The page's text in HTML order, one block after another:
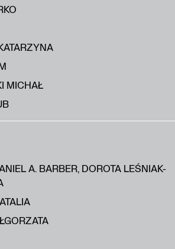
MICHAŁ
A. BARBER, DOROTA LEŚNIAK-